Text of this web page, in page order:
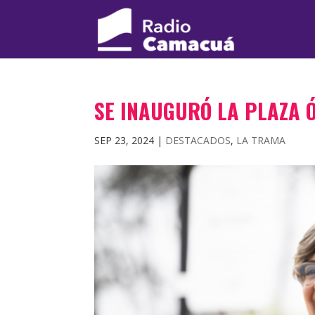
SE INAUGURÓ LA PLAZA
SEP 23, 2024 | DESTACADOS, LA TRAMA